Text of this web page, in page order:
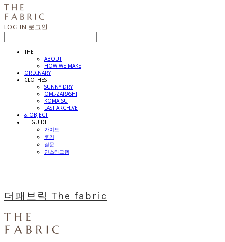
LOG IN 로그인
THE
ABOUT
HOW WE MAKE
ORDINARY
CLOTHES
SUNNY DRY
OMI-ZARASHI
KOMATSU
LAST ARCHIVE
& OBJECT
⠀⠀GUIDE
가이드
후기
질문
인스타그램
더패브릭 The fabric